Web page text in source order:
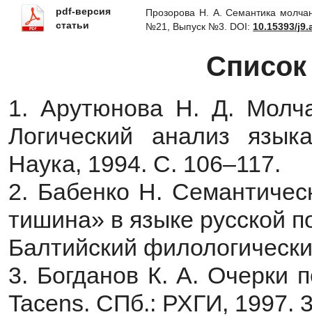
pdf-версия
статьи
Прозорова Н. А. Семантика
№21, Выпуск №3. DOI: 10.15393/
1. Арутюнова Н. Д.
Логический анализ
Наука, 1994. С. 106–117.
2. Бабенко Н.
тишина» в языке русской
Балтийский
3. Богданов К. А. Очерки
Tacens. СПб.: РХГИ, 1997.